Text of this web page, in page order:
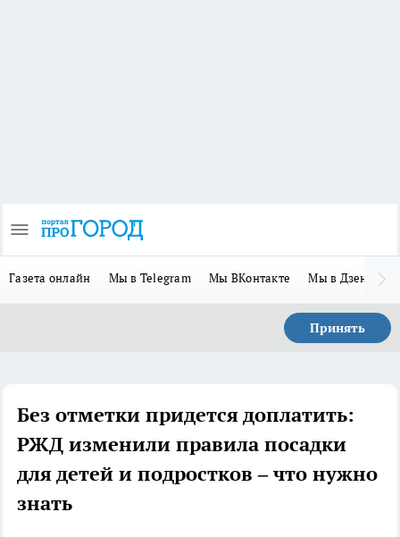
Газета онлайн Мы в Telegram Мы ВКонтакте Мы в Дзене
Принять
Без отметки придется доплатить:
РЖД изменили правила посадки
для детей и подростков – что нужно
знать